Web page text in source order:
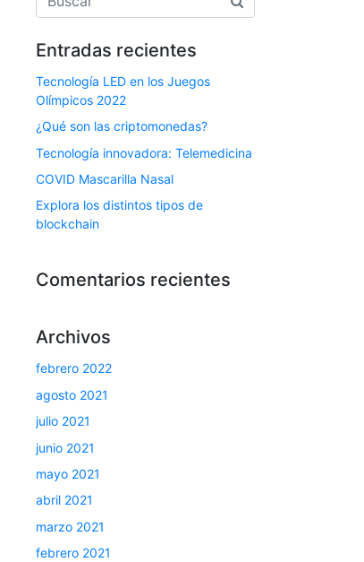
Entradas recientes
Tecnología LED en los Juegos
Olímpicos 2022
¿Qué son las criptomonedas?
Tecnología innovadora: Telemedicina
COVID Mascarilla Nasal
Explora los distintos tipos de
blockchain
Comentarios recientes
Archivos
febrero 2022
agosto 2021
julio 2021
junio 2021
mayo 2021
abril 2021
marzo 2021
febrero 2021